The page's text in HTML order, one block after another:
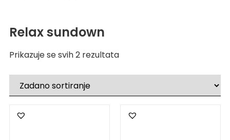
Relax sundown
Prikazuje se svih 2 rezultata